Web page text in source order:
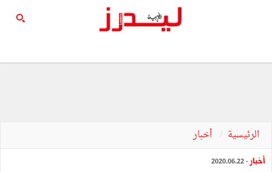
الرئيسية أخبار
أخبار - 2020.06.22